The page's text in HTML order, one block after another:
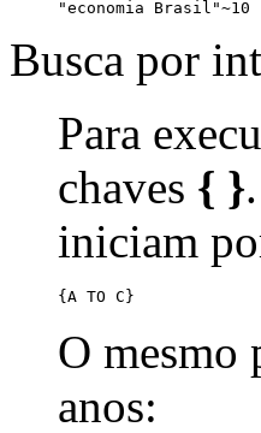
"economia Brasil"~10
Busca por
Para
chaves { }
iniciam
{A TO C}
O mesmo
anos: